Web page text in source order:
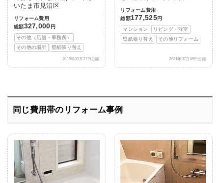
いたま市見沼区
リフォーム費用
総額327,000 円
その他（店舗・事務所）
その他の場所
壁紙張り替え
2018年07月27日公開
リフォーム費用
総額177,525円
マンション
リビング・洋室
壁紙張り替え
その他リフォーム
2021年07月05日公開
同じ費用帯のリフォーム事例